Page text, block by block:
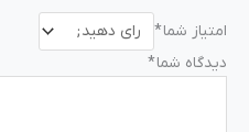
امتیاز شما*
دیدگاه شما*